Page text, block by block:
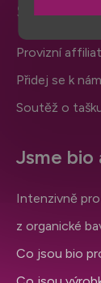
Provizní
Přidej se k nám
Soutěž o
Jsme
Intenzivně
z organické
Co jsou bio